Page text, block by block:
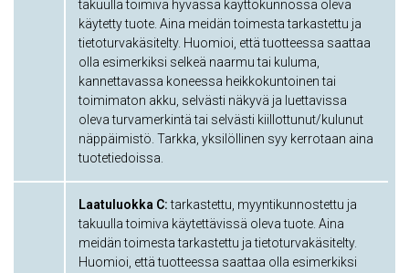
takuulla toimiva hyvässä käyttökunnossa oleva
käytetty tuote. Aina meidän toimesta tarkastettu ja
tietoturvakäsitelty. Huomioi, että tuotteessa saattaa
olla esimerkiksi selkeä naarmu tai kuluma,
kannettavassa koneessa heikkokuntoinen tai
toimimaton akku, selvästi näkyvä ja luettavissa
oleva turvamerkintä tai selvästi kiillottunut/kulunut
näppäimistö. Tarkka, yksilöllinen syy kerrotaan aina
tuotetiedoissa.
Laatuluokka C:tarkastettu, myyntikunnostettu ja
takuulla toimiva käytettävissä oleva tuote. Aina
meidän toimesta tarkastettu ja tietoturvakäsitelty.
Huomioi, että tuotteessa saattaa olla esimerkiksi